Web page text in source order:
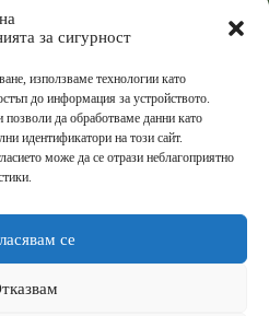
за сигурност
използваме технологии като
до информация за устройството.
позволи да обработваме данни като
идентификатори на този сайт.
може да се отрази неблагоприятно
се